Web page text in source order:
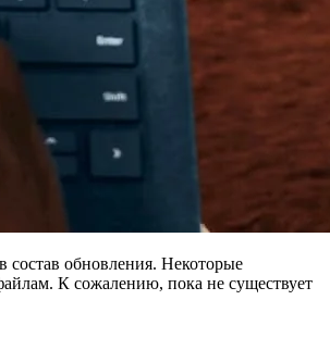
состав обновления. Некоторые
К сожалению, пока не существует